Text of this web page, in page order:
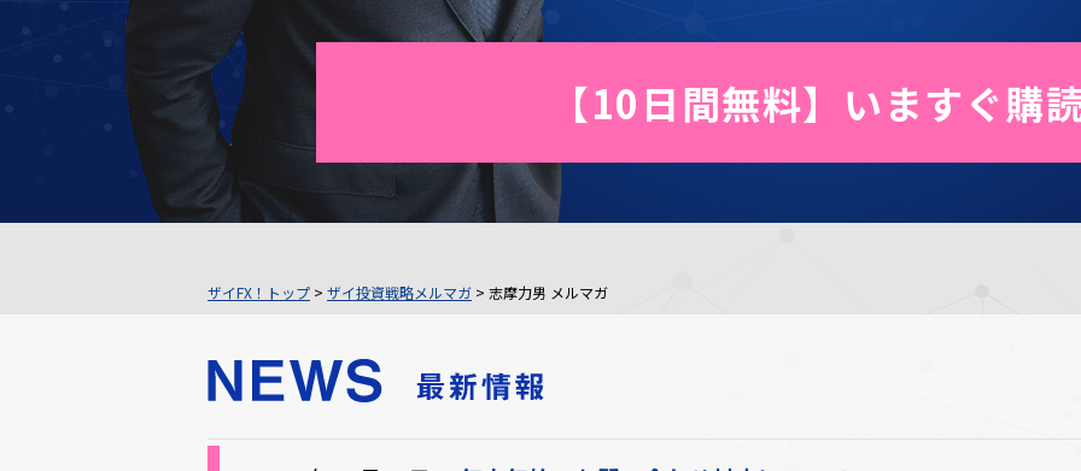
【10日間無料】いますぐ購
ザイFX！トップ > ザイ投資戦略メルマガ > 志摩力男 メルマガ